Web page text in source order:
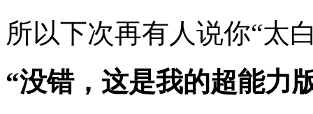
所以下次再有人说你“太
“没错，这是我的超能力